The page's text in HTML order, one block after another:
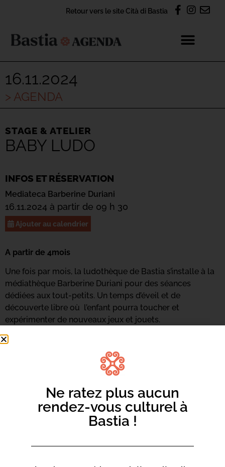
Retour vers le site Cità di Bastia
16.11.2024
> AGENDA
STAGE & ATELIER
BABY LUDO
INFOS ET RÉSERVATION
Mediateca Barberine Duriani
16.11.2024 à partir de 09 h 30
Ajouter au calendrier
A partir de 4mois
Une fois par mois, la ludothèque de Bastia s’installe à la
médiathèque Barberine Duriani pour des séances
dédiées aux tout-petits. Un temps d’éveil et de
découverte libre où l’enfant pourra toucher et
expérimenter de nouveaux jeux et jouets.
Ne ratez plus aucun
rendez-vous culturel à
Bastia !